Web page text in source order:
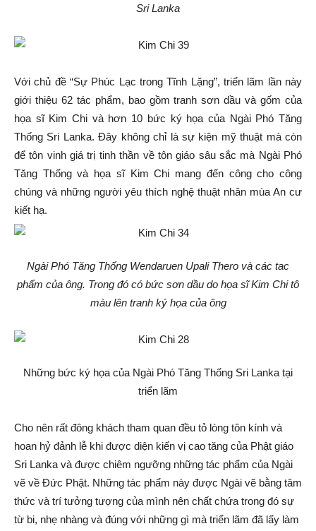
Sri Lanka
Với chủ đề “Sự Phúc Lạc trong Tĩnh Lặng”, triển lãm lần này
giới thiệu 62 tác phẩm, bao gồm tranh sơn dầu và gốm của
họa sĩ Kim Chi và hơn 10 bức ký họa của Ngài Phó Tăng
Thống Sri Lanka. Đây không chỉ là sự kiện mỹ thuật mà còn
để tôn vinh giá trị tinh thần về tôn giáo sâu sắc mà Ngài Phó
Tăng Thống và họa sĩ Kim Chi mang đến công cho công
chúng và những người yêu thích nghệ thuật nhân mùa An cư
kiết hạ.
Ngài Phó Tăng Thống Wendaruen Upali Thero và các tac
phẩm của ông. Trong đó có bức sơn dầu do họa sĩ Kim Chi tô
màu lên tranh ký họa của ông
Những bức ký họa của Ngài Phó Tăng Thống Sri Lanka tại
triển lãm
Cho nên rất đông khách tham quan đều tỏ lòng tôn kính và
hoan hỷ đảnh lễ khi được diện kiến vị cao tăng của Phật giáo
Sri Lanka và được chiêm ngưỡng những tác phẩm của Ngài
vẽ về Đức Phật. Những tác phẩm này được Ngài vẽ bằng tâm
thức và trí tưởng tượng của mình nên chất chứa trong đó sự
từ bi, nhẹ nhàng và đúng với những gì mà triển lãm đã lấy làm